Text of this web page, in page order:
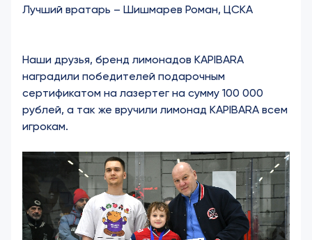
Лучший вратарь – Шишмарев Роман, ЦСКА
Наши друзья, бренд лимонадов KAPIBARA
наградили победителей подарочным
сертификатом на лазертег на сумму 100 000
рублей, а так же вручили лимонад KAPIBARA всем
игрокам.